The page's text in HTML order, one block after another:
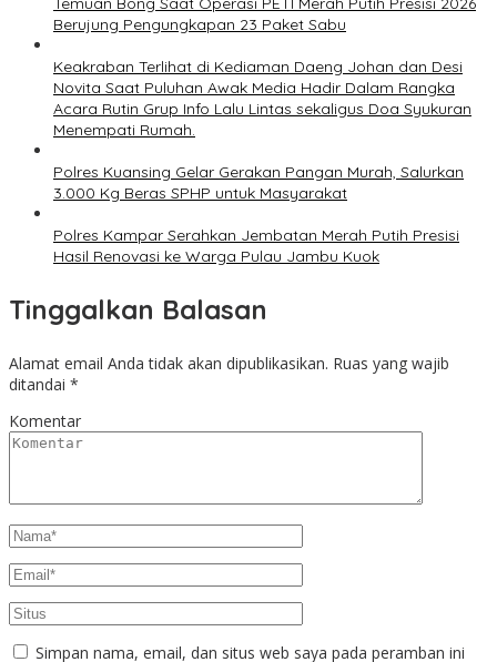
Berujung Pengungkapan 23 Paket Sabu
Keakraban Terlihat di Kediaman Daeng Johan dan Desi
Novita Saat Puluhan Awak Media Hadir Dalam Rangka
Acara Rutin Grup Info Lalu Lintas sekaligus Doa Syukuran
Menempati Rumah.
Polres Kuansing Gelar Gerakan Pangan Murah, Salurkan
3.000 Kg Beras SPHP untuk Masyarakat
Polres Kampar Serahkan Jembatan Merah Putih Presisi
Hasil Renovasi ke Warga Pulau Jambu Kuok
Tinggalkan Balasan
Alamat email Anda tidak akan dipublikasikan. Ruas yang wajib
ditandai *
Komentar
Simpan nama, email, dan situs web saya pada peramban ini